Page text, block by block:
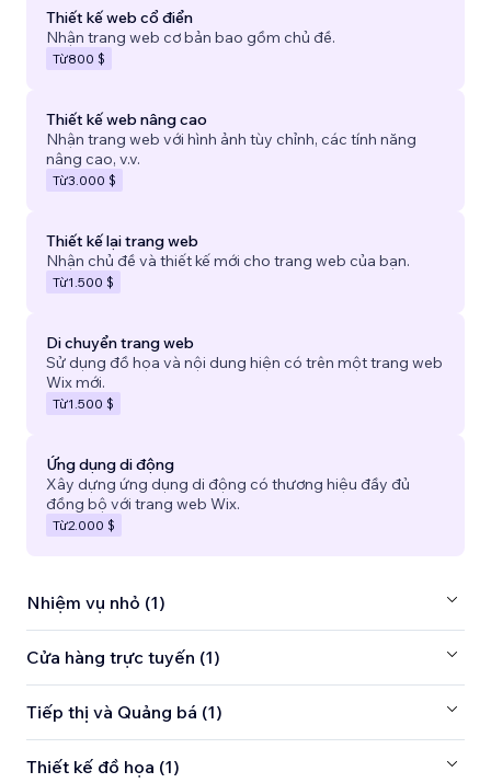
Thiết kế web cổ điển
Nhận trang web cơ bản bao gồm chủ đề.
Từ800 $
Thiết kế web nâng cao
Nhận trang web với hình ảnh tùy chỉnh, các tính năng
nâng cao, v.v.
Từ3.000 $
Thiết kế lại trang web
Nhận chủ đề và thiết kế mới cho trang web của bạn.
Từ1.500 $
Di chuyển trang web
Sử dụng đồ họa và nội dung hiện có trên một trang web
Wix mới.
Từ1.500 $
Ứng dụng di động
Xây dựng ứng dụng di động có thương hiệu đầy đủ
đồng bộ với trang web Wix.
Từ2.000 $
Nhiệm vụ nhỏ (1)
Cửa hàng trực tuyến (1)
Tiếp thị và Quảng bá (1)
Thiết kế đồ họa (1)